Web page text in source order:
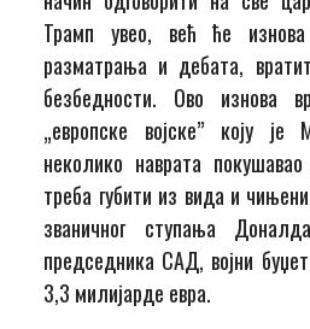
Трамп увео, већ ће
разматрања и дебата,
безбедности. Ово изнова
„европске војске” коју
неколико наврата
треба губити из вида и
званичног ступања
председника САД, војни
3,3 милијарде евра.